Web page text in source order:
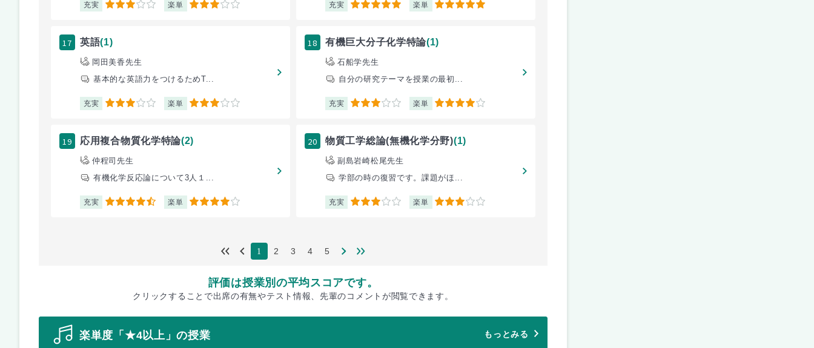
充実 3 楽単 3 充実 5 楽単 5
17 英語(1)
岡田美香先生
基本的な英語力をつけるためT...
充実 3 楽単 3
18 有機巨大分子化学特論(1)
石船学先生
自分の研究テーマを授業の最初...
充実 3 楽単 4
19 応用複合物質化学特論(2)
仲程司先生
有機化学反応論について3人１...
充実 4.5 楽単 4
20 物質工学総論(無機化学分野)(1)
副島岩崎松尾先生
学部の時の復習です。課題がほ...
充実 3 楽単 3
1 2 3 4 5
評価は授業別の平均スコアです。
クリックすることで出席の有無やテスト情報、先輩のコメントが閲覧できます。
楽単度「★4以上」の授業 もっとみる